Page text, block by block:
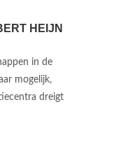
HEIJN
in de
mogelijk,
dreigt